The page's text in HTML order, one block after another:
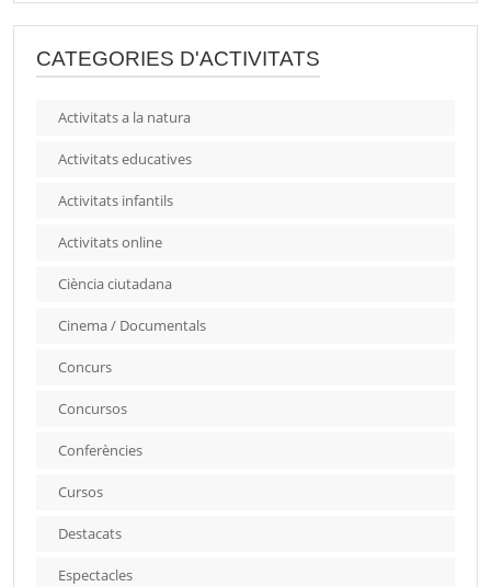
CATEGORIES D'ACTIVITATS
Activitats a la natura
Activitats educatives
Activitats infantils
Activitats online
Ciència ciutadana
Cinema / Documentals
Concurs
Concursos
Conferències
Cursos
Destacats
Espectacles